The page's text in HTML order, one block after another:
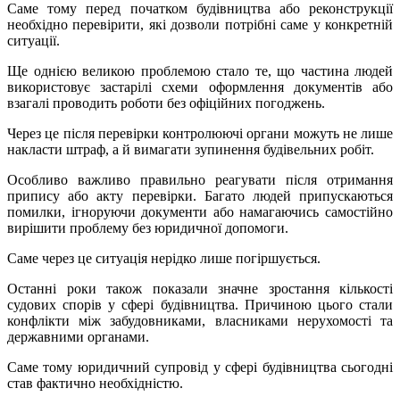
Саме тому перед початком будівництва або реконструкції
необхідно перевірити, які дозволи потрібні саме у конкретній
ситуації.
Ще однією великою проблемою стало те, що частина людей
використовує застарілі схеми оформлення документів або
взагалі проводить роботи без офіційних погоджень.
Через це після перевірки контролюючі органи можуть не лише
накласти штраф, а й вимагати зупинення будівельних робіт.
Особливо важливо правильно реагувати після отримання
припису або акту перевірки. Багато людей припускаються
помилки, ігноруючи документи або намагаючись самостійно
вирішити проблему без юридичної допомоги.
Саме через це ситуація нерідко лише погіршується.
Останні роки також показали значне зростання кількості
судових спорів у сфері будівництва. Причиною цього стали
конфлікти між забудовниками, власниками нерухомості та
державними органами.
Саме тому юридичний супровід у сфері будівництва сьогодні
став фактично необхідністю.